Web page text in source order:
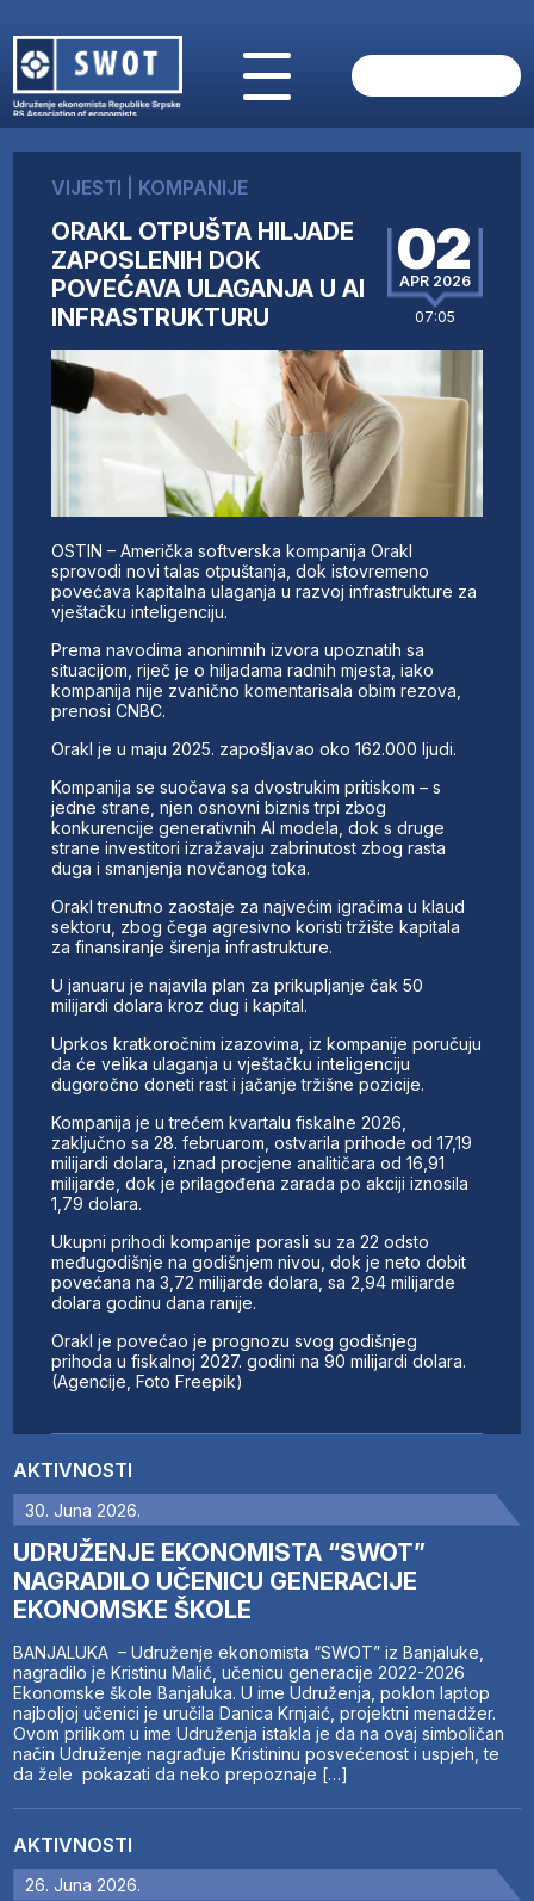
O NAMA
AKTUELNO
ANALIZE
KOMPANIJE
FINANSIJE
IZ STRANIH MEDIJA
AKTIVNOSTI
SWOT INTERVJU
UČLANI SE
KONTAKT
AKTIVNOSTI
30. Juna 2026.
UDRUŽENJE EKONOMISTA “SWOT”
NAGRADILO UČENICU GENERACIJE
EKONOMSKE ŠKOLE
BANJALUKA – Udruženje ekonomista “SWOT” iz Banjaluke,
nagradilo je Kristinu Malić, učenicu generacije 2022-2026
Ekonomske škole Banjaluka. U ime Udruženja, poklon laptop
najboljoj učenici je uručila Danica Krnjaić, projektni menadžer.
Ovom prilikom u ime Udruženja istakla je da na ovaj simboličan
način Udruženje nagrađuje Kristininu posvećenost i uspjeh, te
da žele pokazati da neko prepoznaje […]
AKTIVNOSTI
26. Juna 2026.
VIJESTI KOMPANIJE
ORAKL OTPUŠTA HILJADE
ZAPOSLENIH DOK
POVEĆAVA ULAGANJA U AI
INFRASTRUKTURU
02
APR 2026
07:05
OSTIN – Američka softverska kompanija Orakl
sprovodi novi talas otpuštanja, dok istovremeno
povećava kapitalna ulaganja u razvoj infrastrukture za
vještačku inteligenciju.
Prema navodima anonimnih izvora upoznatih sa
situacijom, riječ je o hiljadama radnih mjesta, iako
kompanija nije zvanično komentarisala obim rezova,
prenosi CNBC.
Orakl je u maju 2025. zapošljavao oko 162.000 ljudi.
Kompanija se suočava sa dvostrukim pritiskom – s
jedne strane, njen osnovni biznis trpi zbog
konkurencije generativnih AI modela, dok s druge
strane investitori izražavaju zabrinutost zbog rasta
duga i smanjenja novčanog toka.
Orakl trenutno zaostaje za najvećim igračima u klaud
sektoru, zbog čega agresivno koristi tržište kapitala
za finansiranje širenja infrastrukture.
U januaru je najavila plan za prikupljanje čak 50
milijardi dolara kroz dug i kapital.
Uprkos kratkoročnim izazovima, iz kompanije poručuju
da će velika ulaganja u vještačku inteligenciju
dugoročno doneti rast i jačanje tržišne pozicije.
Kompanija je u trećem kvartalu fiskalne 2026,
zaključno sa 28. februarom, ostvarila prihode od 17,19
milijardi dolara, iznad procjene analitičara od 16,91
milijarde, dok je prilagođena zarada po akciji iznosila
1,79 dolara.
Ukupni prihodi kompanije porasli su za 22 odsto
međugodišnje na godišnjem nivou, dok je neto dobit
povećana na 3,72 milijarde dolara, sa 2,94 milijarde
dolara godinu dana ranije.
Orakl je povećao je prognozu svog godišnjeg
prihoda u fiskalnoj 2027. godini na 90 milijardi dolara.
(Agencije, Foto Freepik)